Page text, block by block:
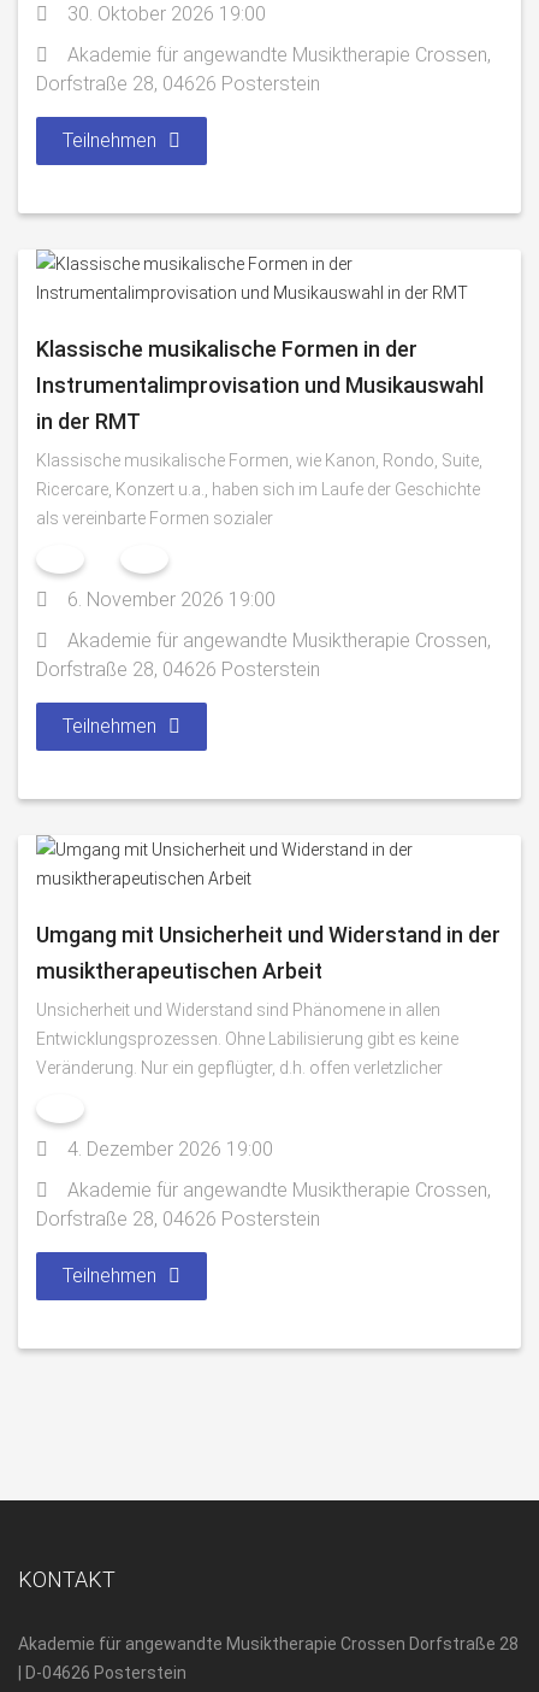
30. Oktober 2026 19:00
Akademie für angewandte Musiktherapie Crossen,
Dorfstraße 28, 04626 Posterstein
Teilnehmen
Klassische musikalische Formen in der
Instrumentalimprovisation und Musikauswahl
in der RMT
Klassische musikalische Formen, wie Kanon, Rondo, Suite,
Ricercare, Konzert u.a., haben sich im Laufe der Geschichte
als vereinbarte Formen sozialer
6. November 2026 19:00
Akademie für angewandte Musiktherapie Crossen,
Dorfstraße 28, 04626 Posterstein
Teilnehmen
Umgang mit Unsicherheit und Widerstand in der
musiktherapeutischen Arbeit
Unsicherheit und Widerstand sind Phänomene in allen
Entwicklungsprozessen. Ohne Labilisierung gibt es keine
Veränderung. Nur ein gepflügter, d.h. offen verletzlicher
4. Dezember 2026 19:00
Akademie für angewandte Musiktherapie Crossen,
Dorfstraße 28, 04626 Posterstein
Teilnehmen
KONTAKT
Akademie für angewandte Musiktherapie Crossen Dorfstraße 28
| D-04626 Posterstein